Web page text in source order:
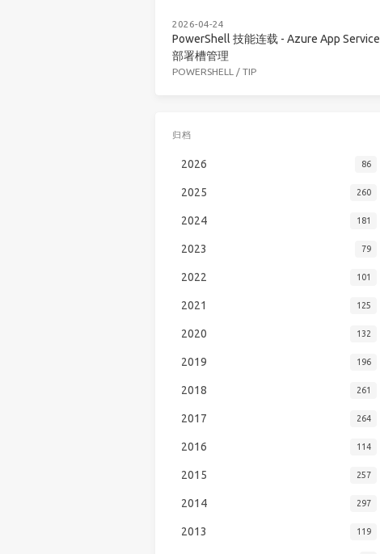
2026-04-24
PowerShell 技能连载 - Azure App Service
部署槽管理
POWERSHELL / TIP
归档
2026 86
2025 260
2024 181
2023 79
2022 101
2021 125
2020 132
2019 196
2018 261
2017 264
2016 114
2015 257
2014 297
2013 119